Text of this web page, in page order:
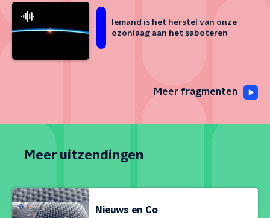
Iemand is het herstel van onze
ozonlaag aan het saboteren
Meer fragmenten
Meer uitzendingen
Nieuws en Co